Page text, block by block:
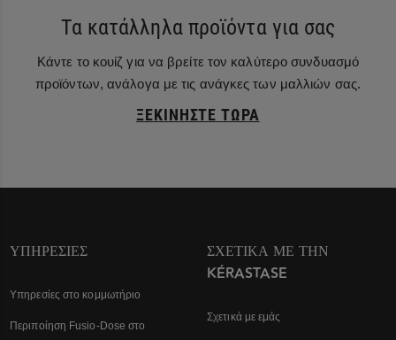
Τα κατάλληλα προϊόντα για σας
Κάντε το κουίζ για να βρείτε τον καλύτερο συνδυασμό
προϊόντων, ανάλογα με τις ανάγκες των μαλλιών σας.
ΞΕΚΙΝΉΣΤΕ ΤΏΡΑ
ΥΠΗΡΕΣΊΕΣ
Υπηρεσίες στο κομμωτήριο
Περιποίηση Fusio-Dose στο
ΣΧΕΤΙΚΆ ΜΕ ΤΗΝ
KÉRASTASE
Σχετικά με εμάς